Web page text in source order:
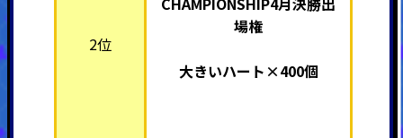
2位
場権
大きいハート×400個